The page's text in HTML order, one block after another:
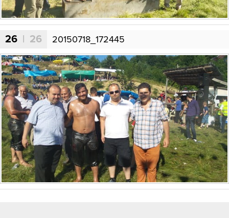
26 | 26 20150718_172445